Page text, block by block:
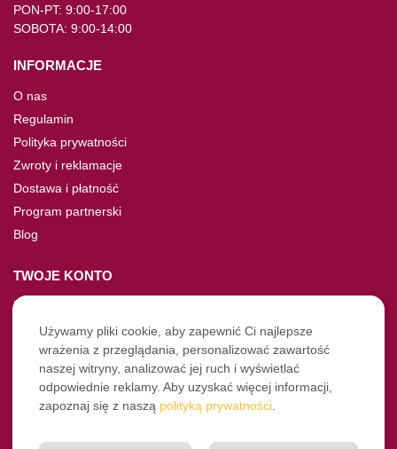
PON-PT: 9:00-17:00
SOBOTA: 9:00-14:00
INFORMACJE
O nas
Regulamin
Polityka prywatności
Zwroty i reklamacje
Dostawa i płatność
Program partnerski
Blog
TWOJE KONTO
Moje konto
Nie pamiętasz hasła?
Twoje zamówienia
NASZE SOCIALE
Używamy pliki cookie, aby zapewnić Ci najlepsze
wrażenia z przeglądania, personalizować zawartość
naszej witryny, analizować jej ruch i wyświetlać
odpowiednie reklamy. Aby uzyskać więcej informacji,
zapoznaj się z naszą polityką prywatności